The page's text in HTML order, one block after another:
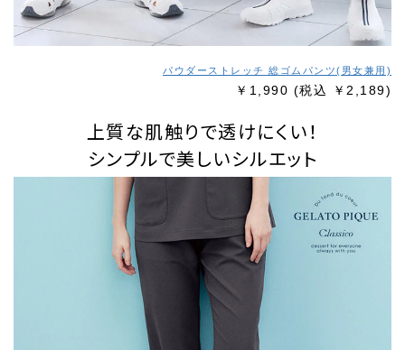
パウダーストレッチ 総ゴムパンツ(男女兼用)
￥1,990 (税込 ￥2,189)
上質な肌触りで透けにくい！
シンプルで美しいシルエット